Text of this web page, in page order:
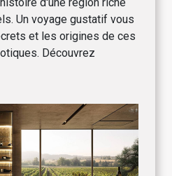
Un voyage gustatif vous
et les origines de ces
Découvrez